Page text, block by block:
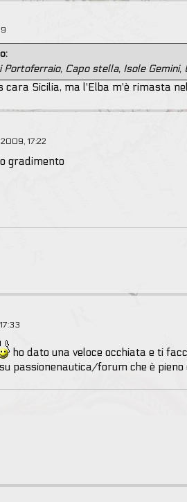
Capo stella, Isole
cara Sicilia, ma l'Elba m'è rimasta
17:22
gradimento
ho dato una veloce occhiata e ti
passionenautica/forum che è pieno